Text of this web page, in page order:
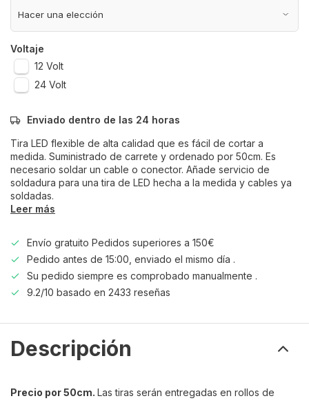
Voltaje
12 Volt
24 Volt
Enviado dentro de las 24 horas
Tira LED flexible de alta calidad que es fácil de cortar a
medida. Suministrado de carrete y ordenado por 50cm. Es
necesario soldar un cable o conector. Añade servicio de
soldadura para una tira de LED hecha a la medida y cables ya
soldadas.
Leer más
Envío gratuito Pedidos superiores a 150€
Pedido antes de 15:00, enviado el mismo día .
Su pedido siempre es comprobado manualmente .
9.2/10 basado en 2433 reseñas
Descripción
Precio por 50cm. Las tiras serán entregadas en rollos de